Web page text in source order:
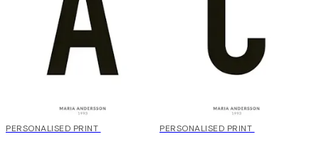
20%*
PERSONALISED PRINT 20%*
PERSONALISED PRINT